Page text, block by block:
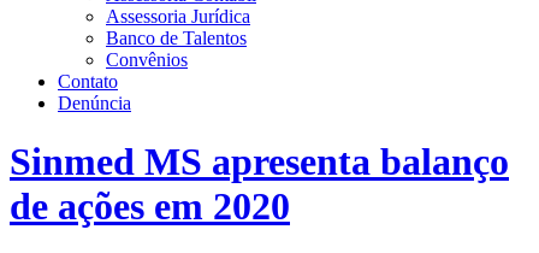
Assessoria Jurídica
Banco de Talentos
Convênios
Contato
Denúncia
Sinmed MS apresenta balanço
de ações em 2020